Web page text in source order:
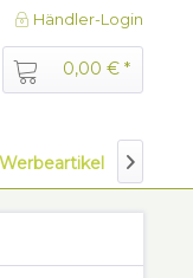
Händler-Login
0,00 € *
